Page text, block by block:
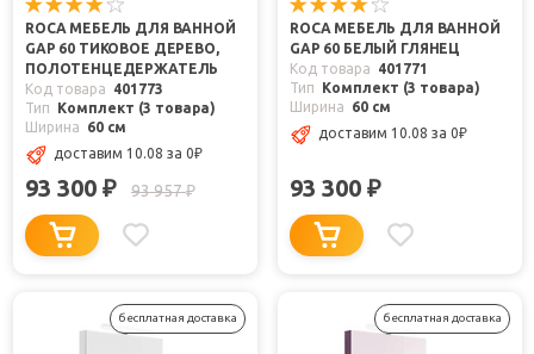
ROCA МЕБЕЛЬ ДЛЯ ВАННОЙ
GAP 60 ТИКОВОЕ ДЕРЕВО,
ПОЛОТЕНЦЕДЕРЖАТЕЛЬ
Код товара
401773
Тип
Комплект (3 товара)
Ширина
60 см
доставим 10.08 за 0₽
93 300 ₽ 93 957₽
ROCA МЕБЕЛЬ ДЛЯ ВАННОЙ
GAP 60 БЕЛЫЙ ГЛЯНЕЦ
Код товара
401771
Тип
Комплект (3 товара)
Ширина
60 см
доставим 10.08 за 0₽
93 300 ₽
бесплатная доставка бесплатная доставка